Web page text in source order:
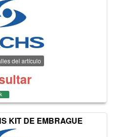
del artículo
KIT DE EMBRAGUE